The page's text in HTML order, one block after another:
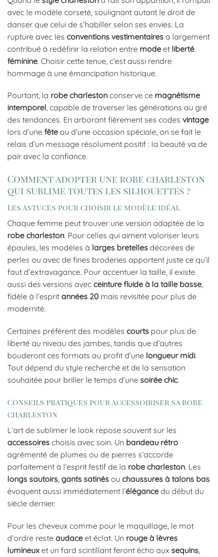
avec le modèle corseté, soulignant autant le droit de
danser que celui de s’habiller selon ses envies. La
rupture avec les conventions vestimentaires a largement
contribué à redéfinir la relation entre mode et liberté
féminine. Choisir cette tenue, c’est aussi rendre
hommage à une émancipation historique.
Pourtant, la robe charleston conserve ce magnétisme
intemporel, capable de traverser les générations au gré
des tendances. En arborant fièrement ses codes vintage
lors d’une fête ou d’une occasion spéciale, on se fait le
relais d’un message résolument positif : la beauté va de
pair avec la confiance.
Comment adopter une robe charleston
qui sublime toutes les silhouettes ?
Les astuces pour choisir le modèle idéal
Chaque femme peut trouver une version adaptée de la
robe charleston. Pour celles qui aiment valoriser leurs
épaules, les modèles à larges bretelles décorées de
perles ou avec de fines broderies apportent juste ce qu’il
faut d’extravagance. Pour accentuer la taille, il existe
aussi des versions avec ceinture fluide à la taille basse
fidèle à l’esprit années 20 mais revisitée pour plus de
modernité.
Certaines préfèrent des modèles courts pour plus de
liberté au niveau des jambes, tandis que d’autres
bouderont ces formats au profit d’une longueur midi.
Tout dépend du style recherché et de la sensation
souhaitée pour briller le temps d’une soirée chic.
Conseils pratiques pour accessoiriser sa robe
charleston
L’art de sublimer le look repose souvent sur les
accessoires choisis avec soin. Un bandeau rétro
agrémenté de plumes ou de pierres s’accorde
parfaitement à l’esprit festif de la robe charleston. Les
longs sautoirs, gants satinés ou chaussures à talons bas
évoquent aussi immédiatement l’élégance du début du
siècle dernier.
Pour les cheveux comme pour le maquillage, le mot
d’ordre reste audace et éclat. Un rouge à lèvres
lumineux et un fard scintillant feront écho aux sequins,